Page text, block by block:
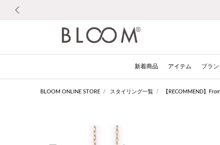
新着商品 アイテム ブラン
BLOOM ONLINE STORE スタイリング一覧 【RECOMMEND】